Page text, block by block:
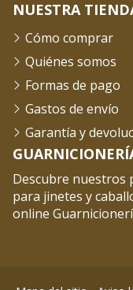
Descubre nuestros
para jinetes y
online
NUESTRA
Cómo comprar
Quiénes somos
Formas de pago
Gastos de envío
Garantía y